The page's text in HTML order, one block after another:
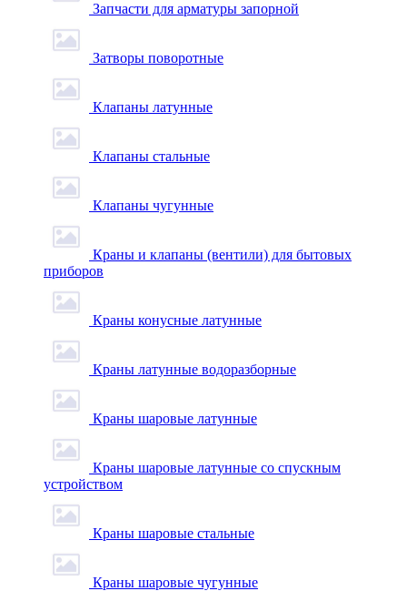
Запчасти для арматуры запорной
Затворы поворотные
Клапаны латунные
Клапаны стальные
Клапаны чугунные
Краны и клапаны (вентили) для бытовых
приборов
Краны конусные латунные
Краны латунные водоразборные
Краны шаровые латунные
Краны шаровые латунные со спускным
устройством
Краны шаровые стальные
Краны шаровые чугунные